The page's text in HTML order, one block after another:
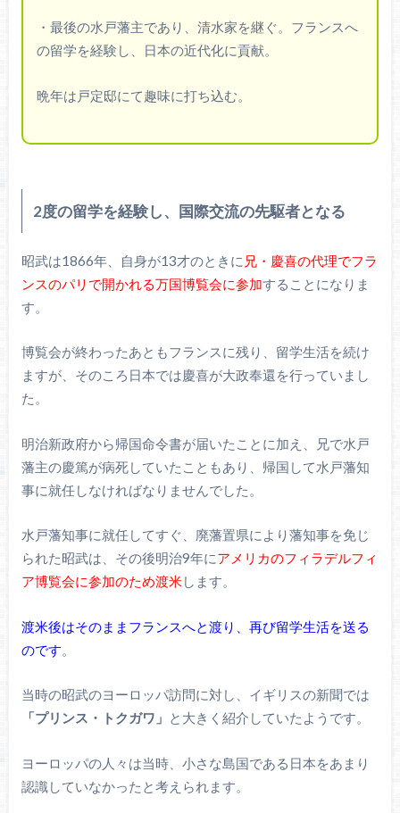
・最後の水戸藩主であり、清水家を継ぐ。フランスへ
の留学を経験し、日本の近代化に貢献。
晩年は戸定邸にて趣味に打ち込む。
2度の留学を経験し、国際交流の先駆者となる
昭武は1866年、自身が13才のときに 兄・慶喜の代理でフラ
ンスのパリで開かれる万国博覧会に参加することになりま
す。
博覧会が終わったあともフランスに残り、留学生活を続け
ますが、そのころ日本では慶喜が大政奉還を行っていまし
た。
明治新政府から帰国命令書が届いたことに加え、兄で水戸
藩主の慶篤が病死していたこともあり、帰国して水戸藩知
事に就任しなければなりませんでした。
水戸藩知事に就任してすぐ、廃藩置県により藩知事を免じ
られた昭武は、その後明治9年にアメリカのフィラデルフィ
ア博覧会に参加のため渡米します。
渡米後はそのままフランスへと渡り、再び留学生活を送る
のです。
当時の昭武のヨーロッパ訪問に対し、イギリスの新聞では
「プリンス・トクガワ」 と大きく紹介していたようです。
ヨーロッパの人々は当時、小さな島国である日本をあまり
認識していなかったと考えられます。